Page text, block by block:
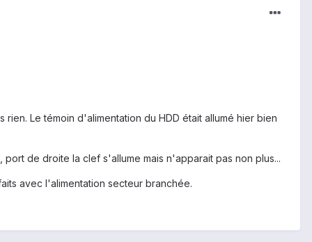
Le témoin d'alimentation du HDD était allumé hier bien
de droite la clef s'allume mais n'apparait pas non plus...
avec l'alimentation secteur branchée.